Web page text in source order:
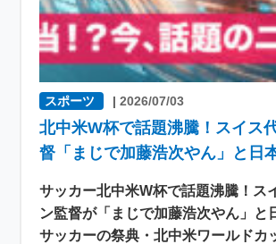
スポーツ |2026/07/03
北中米W杯で話題沸騰！スイス
督「まじで加藤浩次やん」と日
サッカー北中米W杯で話題沸騰！ス
ン監督が「まじで加藤浩次やん」と
サッカーの祭典・北中米ワールドカ